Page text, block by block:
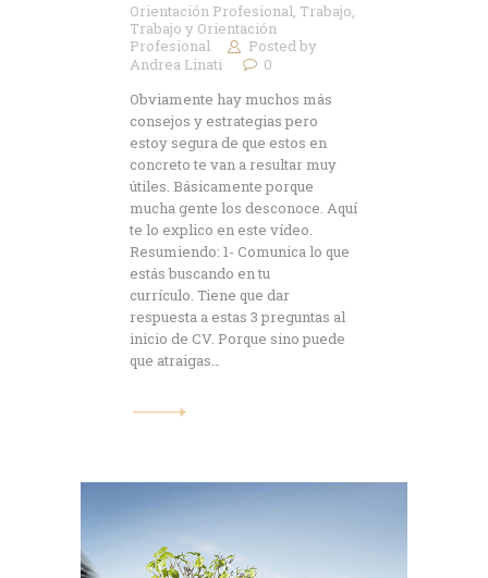
Orientación Profesional, Trabajo,
Trabajo y Orientación
Profesional
Posted by
Andrea Linati
0
Obviamente hay muchos más
consejos y estrategias pero
estoy segura de que estos en
concreto te van a resultar muy
útiles. Básicamente porque
mucha gente los desconoce. Aquí
te lo explico en este vídeo.
Resumiendo: 1- Comunica lo que
estás buscando en tu
currículo. Tiene que dar
respuesta a estas 3 preguntas al
inicio de CV. Porque sino puede
que atraigas…